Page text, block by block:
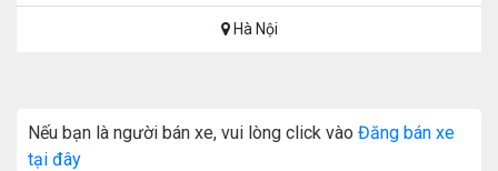
Hà Nội
Nếu bạn là người bán xe, vui lòng click vào Đăng bán xe
tại đây